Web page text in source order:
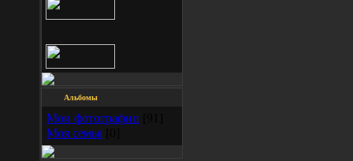
Альбомы
Мои фотографии
Моя семья